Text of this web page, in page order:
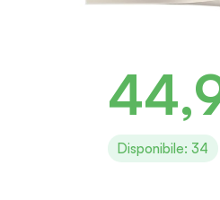
Disponibile: 34